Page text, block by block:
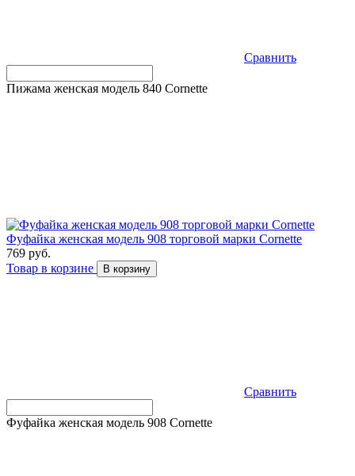
Сравнить
Пижама женская модель 840 Cornette
Фуфайка женская модель 908 торговой марки Cornette
769 руб.
Товар в корзине
В корзину
Сравнить
Фуфайка женская модель 908 Cornette